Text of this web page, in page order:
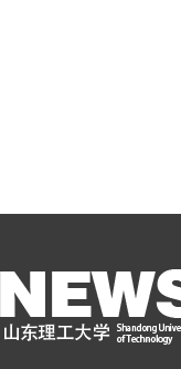
坚定信心 接续奋
绩【习近平总书